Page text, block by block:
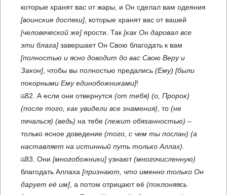
которые хранят вас от жары, и Он сделал вам одеяния
[воинские доспехи] , которые хранят вас от вашей
[человеческой же] ярости. Так [как Он даровал все
эти блага] завершает Он Свою благодать к вам
[полностью и ясно доводит до вас Свою Веру и
Закон] , чтобы вы полностью предались (Ему) [были
покорными Ему единобожниками]!
82. А если они отвернутся (от тебя) (о, Пророк)
(после того, как увидели все знамения) , то (не
печалься) (ведь) на тебе (лежит обязанностью) –
только ясное доведение (того, с чем ты послан) (а
наставляет на истинный путь только Аллах)
83. Они [многобожники] узнают(многочисленную)
благодать Аллаха [признают, что именно только Он
дарует её им] , а потом отрицают её (поклоняясь